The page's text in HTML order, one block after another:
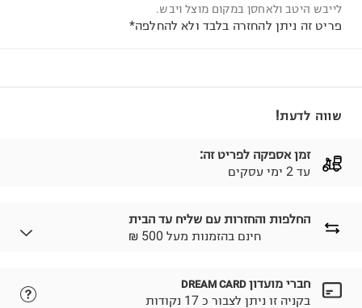
לייבש היטב ולאחסן במקום מוצל ויבש.
פריט זה ניתן להחזרה בלבד ולא להחלפה*
שווה לדעת!
זמן אספקה לפריט זה:
עד 2 ימי עסקים
החלפות והחזרות עם שליח עד הבית
₪ חינם בהזמנות מעל 500
לבחירת בשיטת המשלוח המתאימה לכם,
חברי מועדון DREAM CARD
בקניה זו ניתן לצבור כ 17 נקודות